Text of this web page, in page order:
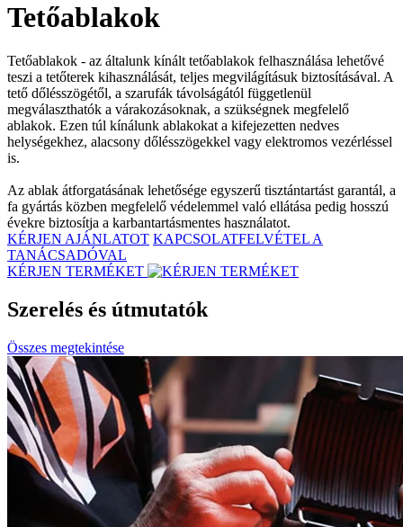
Tetőablakok
Tetőablakok - az általunk kínált tetőablakok felhasználása lehetővé
teszi a tetőterek kihasználását, teljes megvilágításuk biztosításával. A
tető dőlésszögétől, a szarufák távolságától függetlenül
megválaszthatók a várakozásoknak, a szükségnek megfelelő
ablakok. Ezen túl kínálunk ablakokat a kifejezetten nedves
helységekhez, alacsony dőlésszögekkel vagy elektromos vezérléssel
is.
Az ablak átforgatásának lehetősége egyszerű tisztántartást garantál, a
fa gyártás közben megfelelő védelemmel való ellátása pedig hosszú
évekre biztosítja a karbantartásmentes használatot.
KÉRJEN AJÁNLATOT KAPCSOLATFELVÉTEL A
TANÁCSADÓVAL
KÉRJEN TERMÉKET
Szerelés és útmutatók
Összes megtekintése